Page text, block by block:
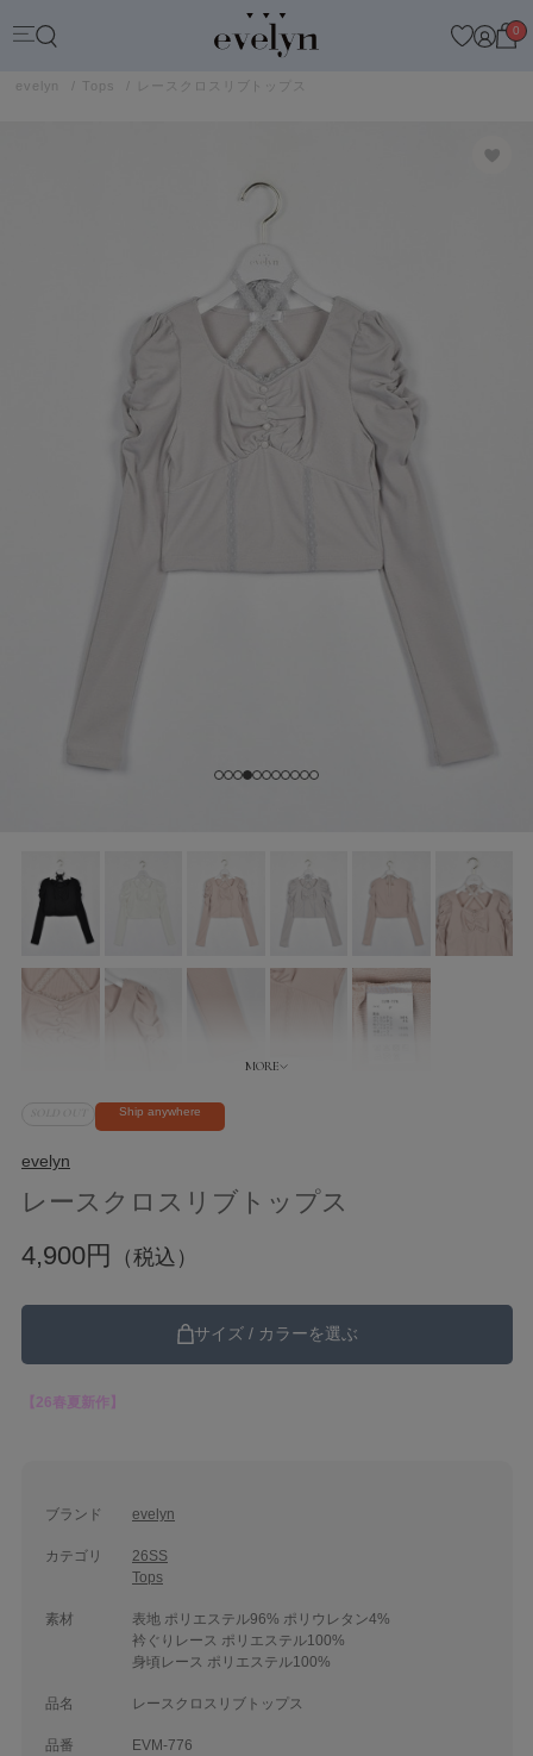
0
evelyn Tops レースクロスリブトップス
Ship anywhere
evelyn
レースクロスリブトップス
4,900円
（税込）
サイズ / カラーを選ぶ
【26春夏新作】
ブランド evelyn
カテゴリ
26SS
Tops
素材
表地 ポリエステル96% ポリウレタン4%
衿ぐりレース ポリエステル100%
身頃レース ポリエステル100%
品名 レースクロスリブトップス
品番 EVM-776